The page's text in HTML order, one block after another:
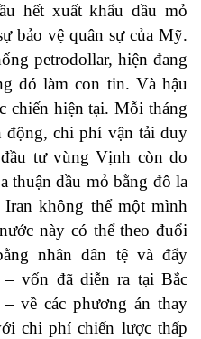
hết xuất khẩu dầu mỏ
bảo vệ quân sự của Mỹ.
petrodollar, hiện đang
đó làm con tin. Và hậu
chiến hiện tại. Mỗi tháng
động, chi phí vận tải duy
tư vùng Vịnh còn do
thuận dầu mỏ bằng đô la
không thể một mình
này có thể theo đuổi
nhân dân tệ và đẩy
– vốn đã diễn ra tại Bắc
về các phương án thay
chi phí chiến lược thấp